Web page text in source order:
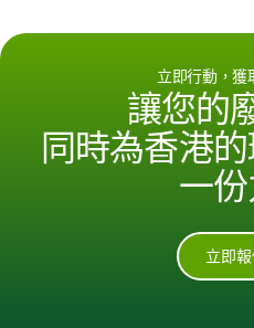
立即行動，獲
讓您的
同時為香港
一
立即